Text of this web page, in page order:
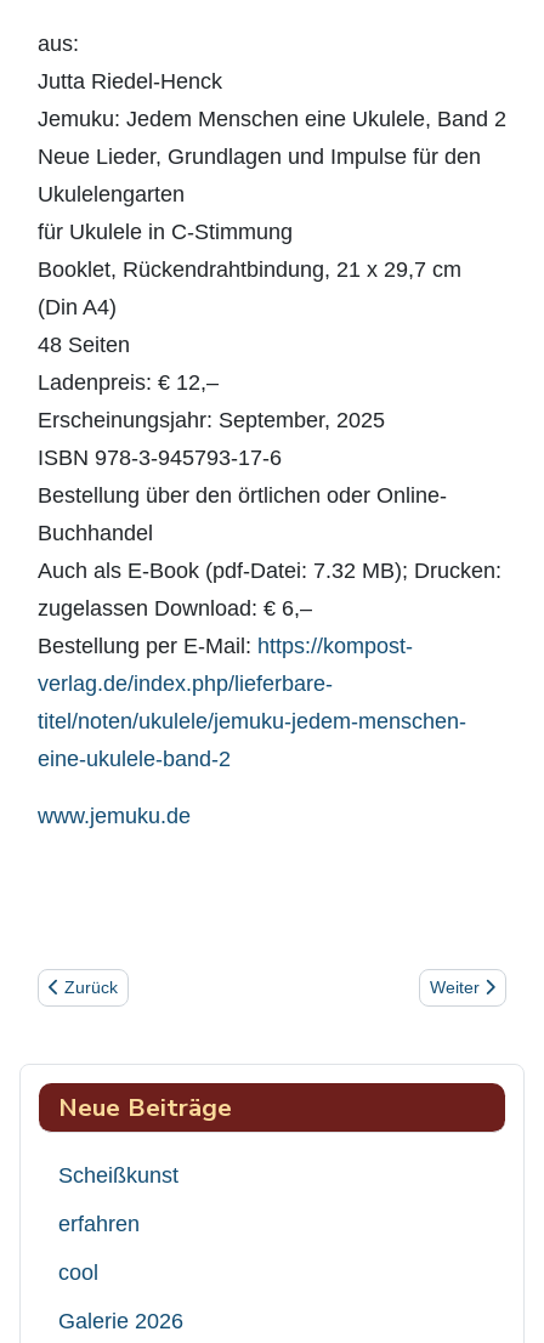
aus:
Jutta Riedel-Henck
Jemuku: Jedem Menschen eine Ukulele, Band 2
Neue Lieder, Grundlagen und Impulse für den
Ukulelengarten
für Ukulele in C-Stimmung
Booklet, Rückendrahtbindung, 21 x 29,7 cm
(Din A4)
48 Seiten
Ladenpreis: € 12,–
Erscheinungsjahr: September, 2025
ISBN 978-3-945793-17-6
Bestellung über den örtlichen oder Online-
Buchhandel
Auch als E-Book (pdf-Datei: 7.32 MB); Drucken:
zugelassen Download: € 6,–
Bestellung per E-Mail: https://kompost-
verlag.de/index.php/lieferbare-
titel/noten/ukulele/jemuku-jedem-menschen-
eine-ukulele-band-2
www.jemuku.de
Vorheriger Beitrag: Geld
Zurück Nächster
Weiter
Neue Beiträge
Scheißkunst
erfahren
cool
Galerie 2026